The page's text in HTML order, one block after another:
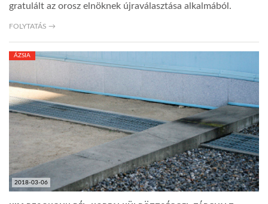
gratulált az orosz elnöknek újraválasztása alkalmából.
FOLYTATÁS →
2018-03-06
ÁZSIA